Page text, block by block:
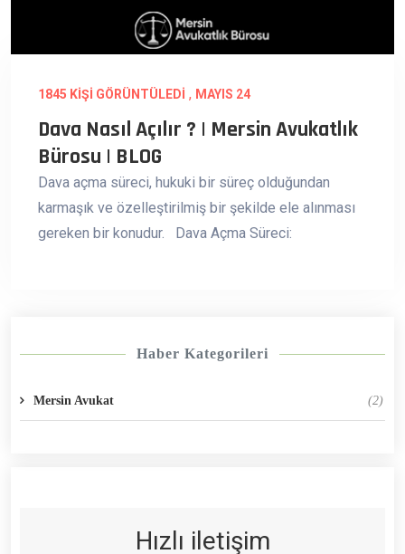
1845 KIŞI GÖRÜNTÜLEDI , MAYIS 24
Dava Nasıl Açılır ? | Mersin Avukatlık
Bürosu | BLOG
Dava açma süreci, hukuki bir süreç olduğundan
karmaşık ve özelleştirilmiş bir şekilde ele alınması
gereken bir konudur. Dava Açma Süreci:
Haber Kategorileri
Mersin Avukat (2)
Hızlı iletişim